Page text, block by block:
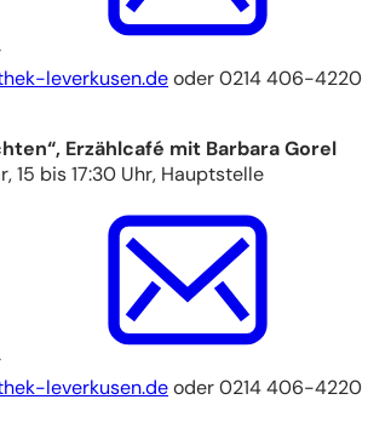
leverkusendeoder 0214 406-4220
Erzählcafé mit Barbara Gorel
15 bis 17:30 Uhr, Hauptstelle
leverkusendeoder 0214 406-4220